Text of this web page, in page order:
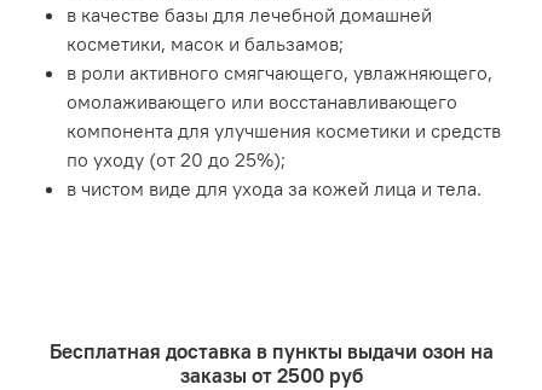
в качестве базы для лечебной домашней
косметики, масок и бальзамов;
в роли активного смягчающего, увлажняющего,
омолаживающего или восстанавливающего
компонента для улучшения косметики и средств
по уходу (от 20 до 25%);
в чистом виде для ухода за кожей лица и тела.
Бесплатная доставка в пункты выдачи озон на
заказы от 2500 руб